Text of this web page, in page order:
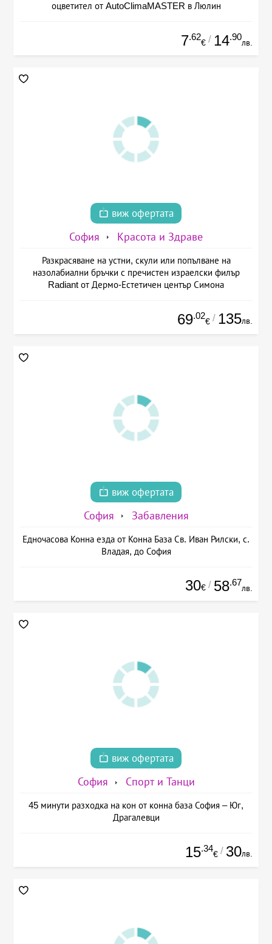
оцветител от AutoClimaMASTER в Люлин
7.62
€ / 14.90
лв.
виж офертата
София Красота и Здраве
Разкрасяване на устни, скули или попълване на
назолабиални бръчки с пречистен израелски филър
Radiant от Дермо-Естетичен център Симона
69.02
€ / 135лв.
виж офертата
София Забавления
Едночасова Конна езда от Конна База Св. Иван Рилски, с.
Владая, до София
30€ / 58.67
лв.
виж офертата
София Спорт и Танци
45 минути разходка на кон от конна база София – Юг,
Драгалевци
15.34
€ / 30лв.